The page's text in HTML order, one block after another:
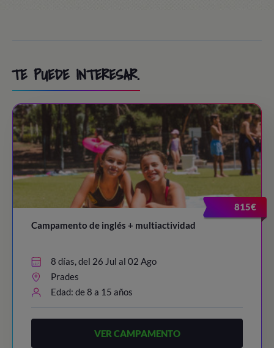
TE PUEDE INTERESAR.
815€
Campamento de inglés + multiactividad
8 días, del 26 Jul al 02 Ago
Prades
Edad: de 8 a 15 años
VER CAMPAMENTO